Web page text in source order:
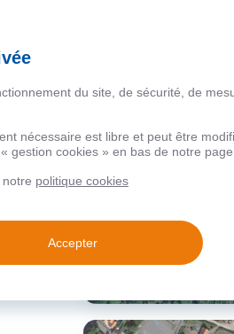
du site, de sécurité, de
nécessaire est libre et peut être
gestion cookies » en bas de notre page.
politique cookies
Accepter